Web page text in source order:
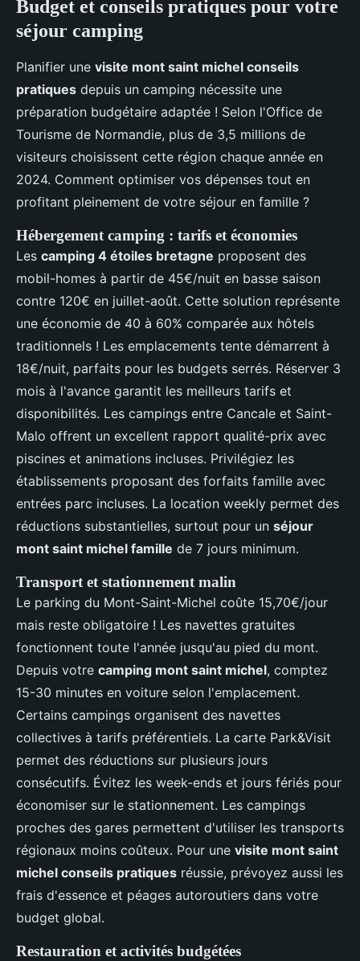
Budget et conseils pratiques pour votre
séjour camping
Planifier une visite mont saint michel conseils
pratiques depuis un camping nécessite une
préparation budgétaire adaptée ! Selon l'Office de
Tourisme de Normandie, plus de 3,5 millions de
visiteurs choisissent cette région chaque année en
2024. Comment optimiser vos dépenses tout en
profitant pleinement de votre séjour en famille ?
Hébergement camping : tarifs et économies
Les camping 4 étoiles bretagne proposent des
mobil-homes à partir de 45€/nuit en basse saison
contre 120€ en juillet-août. Cette solution représente
une économie de 40 à 60% comparée aux hôtels
traditionnels ! Les emplacements tente démarrent à
18€/nuit, parfaits pour les budgets serrés. Réserver 3
mois à l'avance garantit les meilleurs tarifs et
disponibilités. Les campings entre Cancale et Saint-
Malo offrent un excellent rapport qualité-prix avec
piscines et animations incluses. Privilégiez les
établissements proposant des forfaits famille avec
entrées parc incluses. La location weekly permet des
réductions substantielles, surtout pour un séjour
mont saint michel famille de 7 jours minimum.
Transport et stationnement malin
Le parking du Mont-Saint-Michel coûte 15,70€/jour
mais reste obligatoire ! Les navettes gratuites
fonctionnent toute l'année jusqu'au pied du mont.
Depuis votre camping mont saint michel, comptez
15-30 minutes en voiture selon l'emplacement.
Certains campings organisent des navettes
collectives à tarifs préférentiels. La carte Park&Visit
permet des réductions sur plusieurs jours
consécutifs. Évitez les week-ends et jours fériés pour
économiser sur le stationnement. Les campings
proches des gares permettent d'utiliser les transports
régionaux moins coûteux. Pour une visite mont saint
michel conseils pratiques réussie, prévoyez aussi les
frais d'essence et péages autoroutiers dans votre
budget global.
Restauration et activités budgétées